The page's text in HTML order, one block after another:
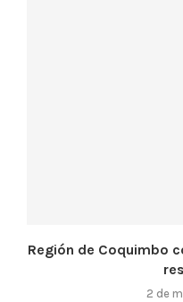
Región de Coquimbo
2 de